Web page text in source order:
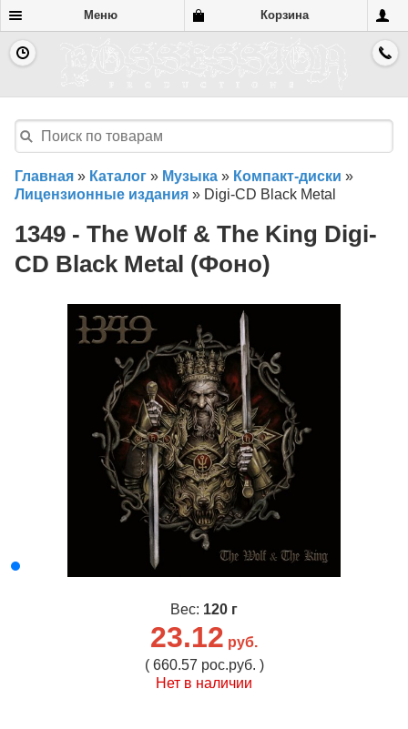
Меню Корзина
Главная » Каталог » Музыка » Компакт-диски »
Лицензионные издания » Digi-CD Black Metal
1349 - The Wolf & The King Digi-
CD Black Metal (Фоно)
Вес: 120 г
23.12 руб.
( 660.57 рос.руб. )
Нет в наличии